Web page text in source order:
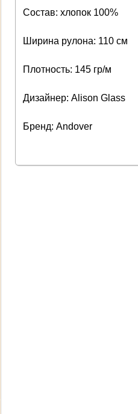
Состав: хлопок 100%
Ширина рулона: 110 см
Плотность: 145 гр/м
Дизайнер: Alison Glass
Бренд: Andover